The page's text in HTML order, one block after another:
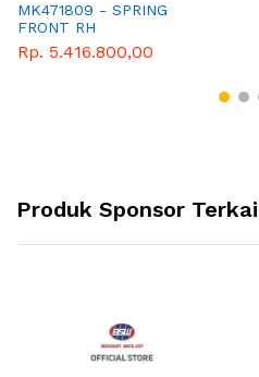
MK471809 - SPRING
FRONT RH
Rp. 5.416.800,00
Produk Sponsor